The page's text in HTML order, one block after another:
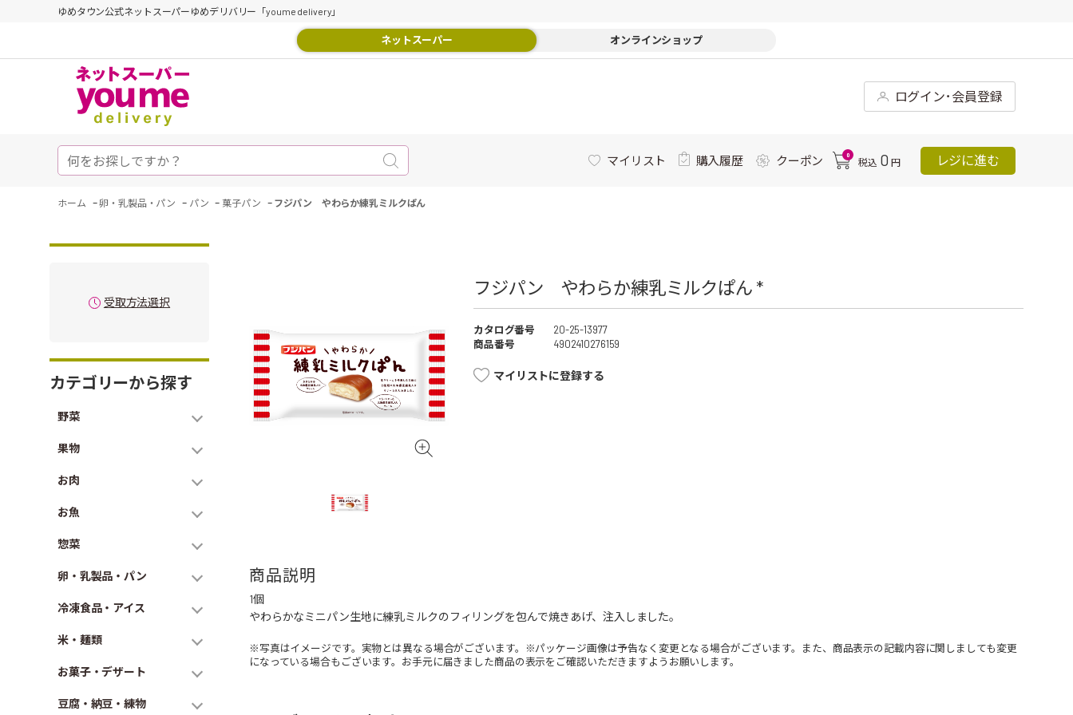
ゆめタウン公式ネットスーパーゆめデリバリー「youme delivery」
ネットスーパー オンラインショップ
ログイン･会員登録
マイリスト 購入履歴 クーポン 0
税込 0 円 レジに進む
ホーム -卵・乳製品・パン - パン -菓子パン - フジパン やわらか練乳ミルクぱん
受取方法選択
カテゴリーから探す
野菜
果物
お肉
お魚
惣菜
卵・乳製品・パン
冷凍食品・アイス
米・麺類
お菓子・デザート
豆腐・納豆・練物
フジパン やわらか練乳ミルクぱん *
カタログ番号
20-25-13977
商品番号
4902410276159
マイリストに登録する
商品説明
1個
やわらかなミニパン生地に練乳ミルクのフィリングを包んで焼きあげ、注入しました。
※写真はイメージです。実物とは異なる場合がございます。※パッケージ画像は予告なく変更となる場合がございます。また、商品表示の記載内容に関しましても変更
になっている場合もございます。お手元に届きました商品の表示をご確認いただきますようお願いします。